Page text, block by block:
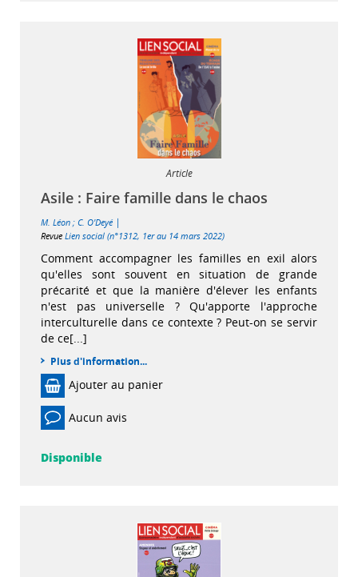
Article
Asile : Faire famille dans le chaos
M. Léon ; C. O'Deyé |
Revue Lien social (n°1312, 1er au 14 mars 2022)
Comment accompagner les familles en exil alors
qu'elles sont souvent en situation de grande
précarité et que la manière d'élever les enfants
n'est pas universelle ? Qu'apporte l'approche
interculturelle dans ce contexte ? Peut-on se servir
de ce[...]
Plus d'information...
Ajouter au panier
Aucun avis
Disponible